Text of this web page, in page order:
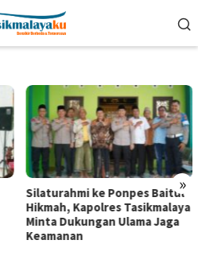
»
Silaturahmi ke Ponpes Baitul
Hikmah, Kapolres Tasikmalaya
Minta Dukungan Ulama Jaga
Keamanan